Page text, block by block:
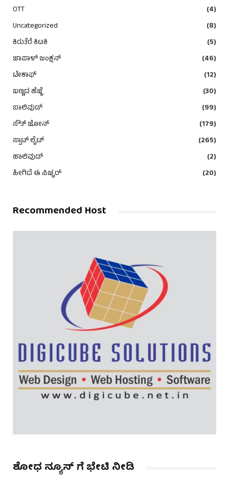
OTT
(4)
Uncategorized
(8)
ಕಿರುತೆರೆ ಕಿಟಕಿ
(5)
ಜಾಪಾಳ್ ಜಂಕ್ಷನ್
(46)
ಟೇಕಾಫ್
(12)
ಬಣ್ಣದ ಹೆಜ್ಜೆ
(30)
ಬಾಲಿವುಡ್
(99)
ಸೌತ್ ಜೋನ್
(179)
ಸ್ಪಾಟ್ ಲೈಟ್
(265)
ಹಾಲಿವುಡ್
(2)
ಹೀಗಿದೆ ಈ ಪಿಚ್ಚರ್
(20)
Recommended Host
ಶೋಧ ನ್ಯೂಸ್ ಗೆ ಭೇಟಿ ನೀಡಿ